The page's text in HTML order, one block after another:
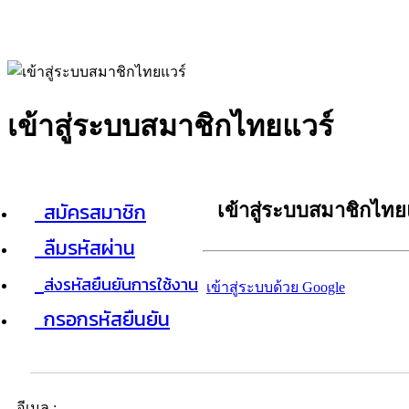
เข้าสู่ระบบสมาชิกไทยแวร์
สมัครสมาชิก
ลืมรหัสผ่าน
ส่งรหัสยืนยันการใช้งาน
กรอกรหัสยืนยัน
เข้าสู่ระบบสมาชิกไท
เข้าสู่ระบบด้วย Google